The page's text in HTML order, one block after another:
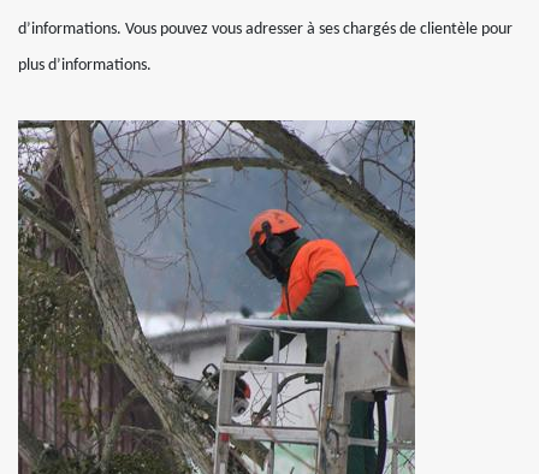
d’informations. Vous pouvez vous adresser à ses chargés de clientèle pour
plus d’informations.